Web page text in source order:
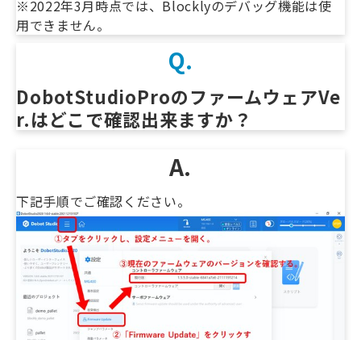
※2022年3月時点では、Blocklyのデバッグ機能は使
用できません。
Q.
DobotStudioProのファームウェアVe
r.はどこで確認出来ますか？
A.
下記手順でご確認ください。